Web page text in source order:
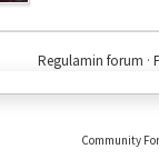
Regulamin forum ·
Community